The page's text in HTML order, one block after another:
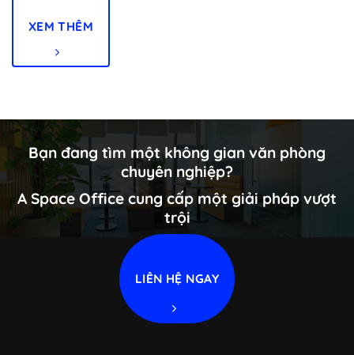
XEM THÊM
Bạn đang tìm một không gian văn phòng
chuyên nghiệp?
A Space Office cung cấp một giải pháp vượt
trội
LIÊN HỆ NGAY